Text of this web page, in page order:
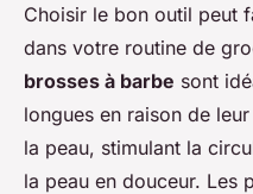
Choisir le bon outil peut
dans votre routine de
brosses à barbe sont
longues en raison de
la peau, stimulant la
la peau en douceur. Les